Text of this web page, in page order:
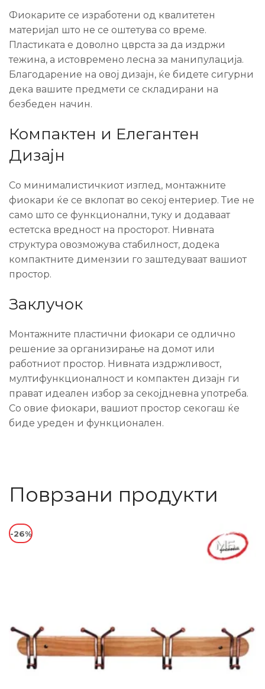
Фиокарите се изработени од квалитетен
материјал што не се оштетува со време.
Пластиката е доволно цврста за да издржи
тежина, а истовремено лесна за манипулација.
Благодарение на овој дизајн, ќе бидете сигурни
дека вашите предмети се складирани на
безбеден начин.
Компактен и Елегантен
Дизајн
Со минималистичкиот изглед, монтажните
фиокари ќе се вклопат во секој ентериер. Тие не
само што се функционални, туку и додаваат
естетска вредност на просторот. Нивната
структура овозможува стабилност, додека
компактните димензии го заштедуваат вашиот
простор.
Заклучок
Монтажните пластични фиокари се одлично
решение за организирање на домот или
работниот простор. Нивната издржливост,
мултифункционалност и компактен дизајн ги
прават идеален избор за секојдневна употреба.
Со овие фиокари, вашиот простор секогаш ќе
биде уреден и функционален.
Поврзани продукти
-26%